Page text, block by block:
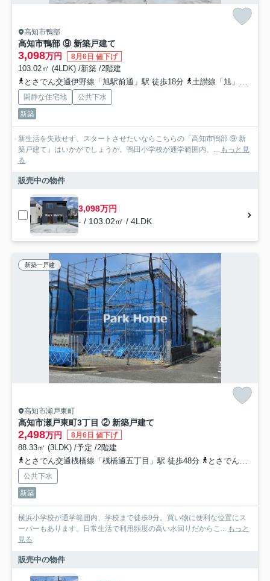
高知市鴨部
高知市鴨部 ⑨ 新築戸建て
3,098万円 8月6日 値下げ
103.02㎡ (4LDK) /新築 /2階建
とさでん交通伊野線「旭駅前通」駅 徒歩18分
土讃線「旭」駅 徒歩20分
閑静な住宅地
公共下水
新築
新生活を失敗せず、スタートさせたいならこちらの「高知市鴨部 ⑨ 新
築戸建て」はいかがでしょうか。鴨田小学校が通学範囲内、... もっと見
る
販売中の物件
3,098万円
- / 103.02㎡ / 4LDK
新築一戸建
高知市瀬戸東町
高知市瀬戸東町3丁目 ② 新築戸建て
2,498万円 8月6日 値下げ
88.33㎡ (3LDK) /予定 /2階建
とさでん交通桟橋線「桟橋通五丁目」駅 徒歩48分
とさでん交通「団地南口」バス停下車 徒歩4分
公共下水
新築
横浜小学校が通学範囲内、学校まで徒歩9分。買い物に便利な位置にス
ーパーもあります。日常生活で利用頻度の高い水回りだからこ...
もっと
見る
販売中の物件